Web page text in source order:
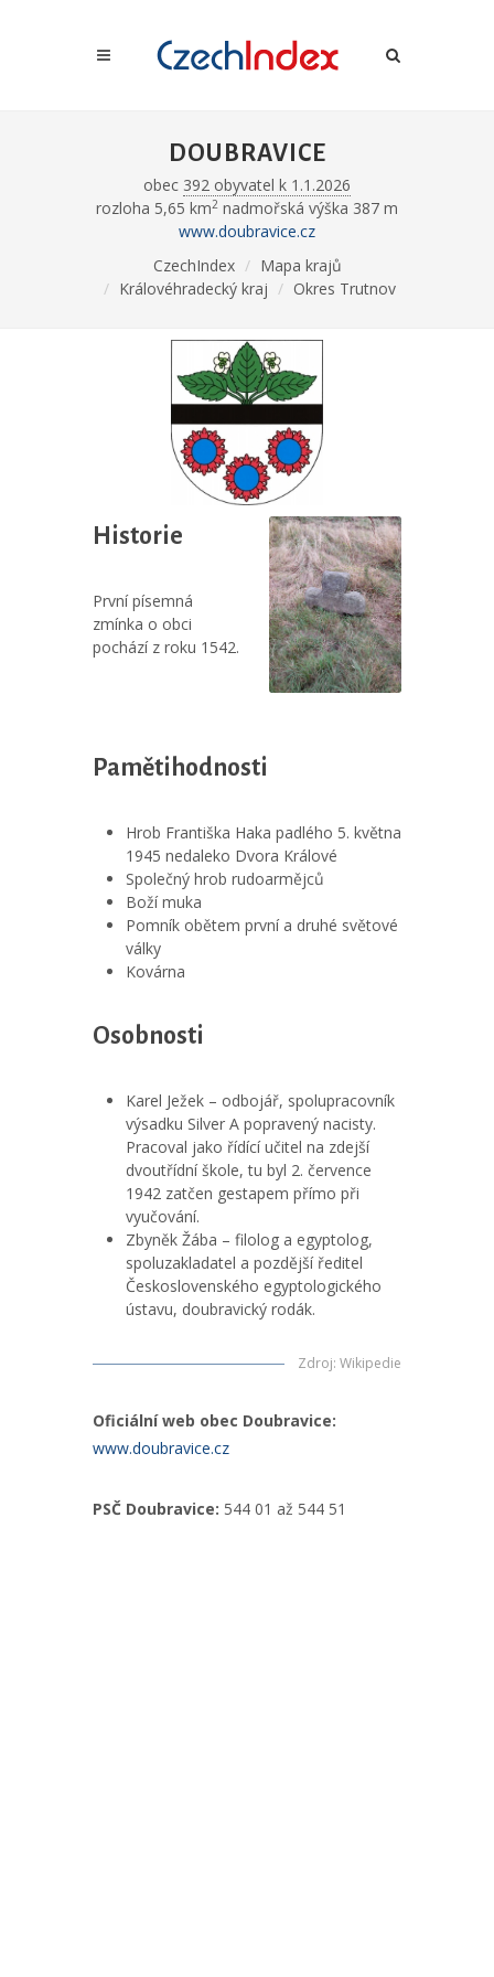
DOUBRAVICE
obec 392 obyvatel k 1.1.2026
rozloha 5,65 km2 nadmořská výška 387 m
www.doubravice.cz
CzechIndex
Mapa krajů
Královéhradecký kraj
Okres Trutnov
Historie
První písemná
zmínka o obci
pochází z roku 1542.
Pamětihodnosti
Hrob Františka Haka padlého 5. května
1945 nedaleko Dvora Králové
Společný hrob rudoarmějců
Boží muka
Pomník obětem první a druhé světové
války
Kovárna
Osobnosti
Karel Ježek – odbojář, spolupracovník
výsadku Silver A popravený nacisty.
Pracoval jako řídící učitel na zdejší
dvoutřídní škole, tu byl 2. července
1942 zatčen gestapem přímo při
vyučování.
Zbyněk Žába – filolog a egyptolog,
spoluzakladatel a pozdější ředitel
Československého egyptologického
ústavu, doubravický rodák.
Zdroj: Wikipedie
Oficiální web obec Doubravice:
www.doubravice.cz
PSČ Doubravice: 544 01 až 544 51